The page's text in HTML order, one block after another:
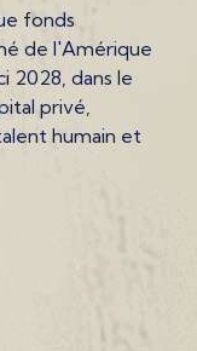
fonds
de l'Amérique
2028, dans le
privé,
humain et